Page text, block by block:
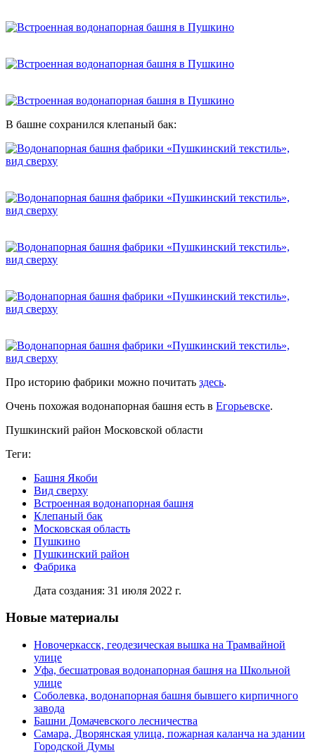
В башне сохранился клепаный бак:
Про историю фабрики можно почитать здесь.
Очень похожая водонапорная башня есть в Егорьевске.
Пушкинский район Московской области
Теги:
Башня Якоби
Вид сверху
Встроенная водонапорная башня
Клепаный бак
Московская область
Пушкино
Пушкинский район
Фабрика
Дата создания: 31 июля 2022 г.
Новые материалы
Новочеркасск, геодезическая вышка на Трамвайной
улице
Уфа, бесшатровая водонапорная башня на Школьной
улице
Соболевка, водонапорная башня бывшего кирпичного
завода
Башни Домачевского лесничества
Самара, Дворянская улица, пожарная каланча на здании
Городской Думы